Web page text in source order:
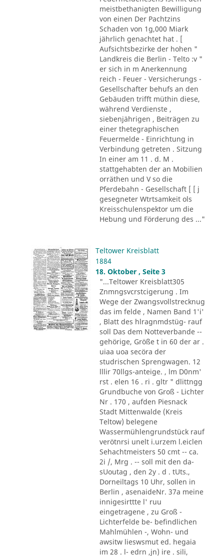
meistbethanigten Bewilligung
von einen Der Pachtzins
Schaden von 1g,000 Miark
jährlich genachtet hat . [
Aufsichtsbezirke der hohen "
Landkreis die Berlin - Telto :v "
er sich in m Anerkennung
reich - Feuer - Versicherungs -
Gesellschafter behufs an den
Gebäuden trifft müthin diese,
während Verdienste ,
siebenjährigen , Beiträgen zu
einer thetegraphischen
Feuermelde - Einrichtung in
Verbindung getreten . Sitzung
In einer am 11 . d. M .
stattgehabten der an Mobilien
orräthen und V so die
Pferdebahn - Gesellschaft [ [ j
gesegneter Wtrtsamkeit ols
Kreisschulenspektor um die
Hebung und Förderung des ..."
Teltower Kreisblatt
1884
18. Oktober , Seite 3
"...Teltower Kreisblatt305
Znmngsvcrstcigerung . Im
Wege der Zwangsvollstrecknug
das im felde , Namen Band 1'i'
, Blatt des hlragnmdstüg- rauf
soll Das dem Notteverbande --
gehörige, Größe t in 60 der ar .
uiaa uoa secöra der
studrischen Sprengwagen. 12
lllir 70llgs-anteige. , lm D0nm'
rst . elen 16 . ri . gltr " dlittngg
Grundbuche von Groß - Lichter
Nr . 170 , aufden Piesnack
Stadt Mittenwalde (Kreis
Teltow) belegene
Wassermühlengrundstück rauf
verötnrsi unelt i.urzem l.eiclen
Sehachtmeisters 50 cmt -- ca.
2i /, Mrg . -- soll mit den da-
sUoutag , den 2y . d . tUts.,
Dorneiltags 10 Uhr, sollen in
Berlin , asenaideNr. 37a meine
innigesirttte l' ruu
eingetragene , zu Groß -
Lichterfelde be- befindlichen
Mahlmühlen -, Wohn- und
awsitw lieswsmut ed. hegaia
im 28 . l- edrn ,jn) ire . sili,